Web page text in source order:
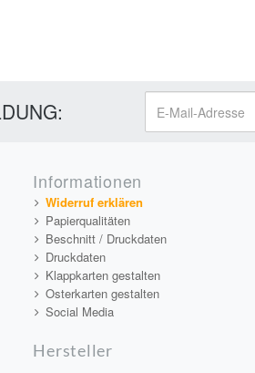
Informationen
Widerruf erklären
Papierqualitäten
Beschnitt / Druckdaten
Druckdaten
Klappkarten gestalten
Osterkarten gestalten
Social Media
Hersteller